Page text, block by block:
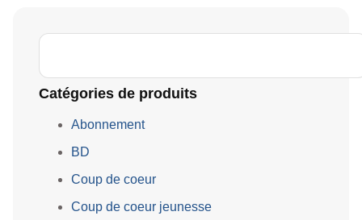
Catégories de produits
Abonnement
BD
Coup de coeur
Coup de coeur jeunesse